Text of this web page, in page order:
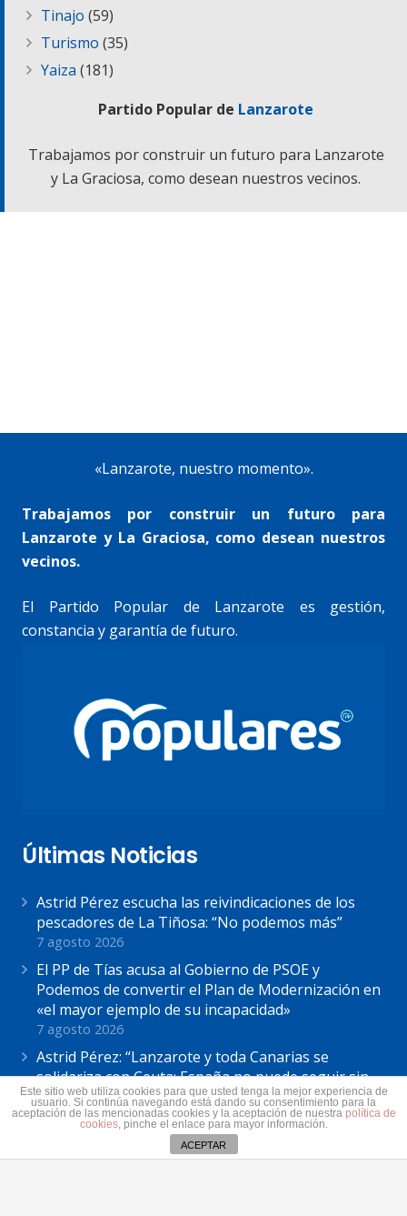
Tinajo (59)
Turismo (35)
Yaiza (181)
Partido Popular de Lanzarote
Trabajamos por construir un futuro para Lanzarote
y La Graciosa, como desean nuestros vecinos.
«Lanzarote, nuestro momento».
Trabajamos por construir un futuro para
Lanzarote y La Graciosa, como desean nuestros
vecinos.
El Partido Popular de Lanzarote es gestión,
constancia y garantía de futuro.
Últimas Noticias
Astrid Pérez escucha las reivindicaciones de los
pescadores de La Tiñosa: “No podemos más”
7 agosto 2026
El PP de Tías acusa al Gobierno de PSOE y
Podemos de convertir el Plan de Modernización en
«el mayor ejemplo de su incapacidad»
7 agosto 2026
Astrid Pérez: “Lanzarote y toda Canarias se
solidariza con Ceuta: España no puede seguir sin
una política migratoria de Estado”
31 julio 2026
Este sitio web utiliza cookies para que usted tenga la mejor experiencia de
usuario. Si continúa navegando está dando su consentimiento para la
aceptación de las mencionadas cookies y la aceptación de nuestra política de
cookies, pinche el enlace para mayor información.
ACEPTAR